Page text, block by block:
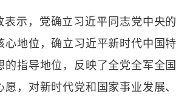
表示，党确立习近平同志党中央的
心地位，确立习近平新时代中国特
的指导地位，反映了全党全军全国
，对新时代党和国家事业发展、